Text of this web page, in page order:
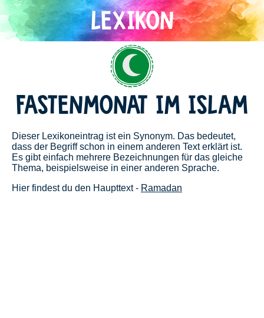
Direkt
zum
Inhalt
FASTENMONAT IM ISLAM
Dieser Lexikoneintrag ist ein Synonym. Das bedeutet,
dass der Begriff schon in einem anderen Text erklärt ist.
Es gibt einfach mehrere Bezeichnungen für das gleiche
Thema, beispielsweise in einer anderen Sprache.
Hier findest du den Haupttext - Ramadan